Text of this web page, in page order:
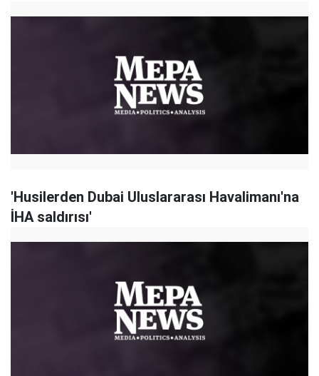
'Husilerden Dubai Uluslararası Havalimanı'na
İHA saldırısı'